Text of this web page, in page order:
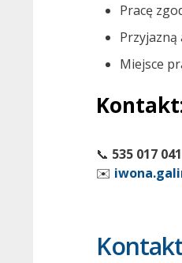
Pracę
Przyjazną
Miejsce
📞 535 017 041
✉️